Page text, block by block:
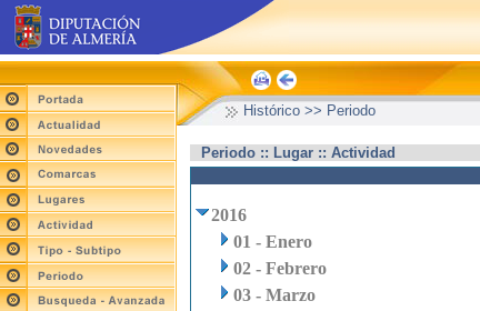
Histórico >> Periodo
Periodo :: Lugar :: Actividad
2016
01 - Enero
02 - Febrero
03 - Marzo